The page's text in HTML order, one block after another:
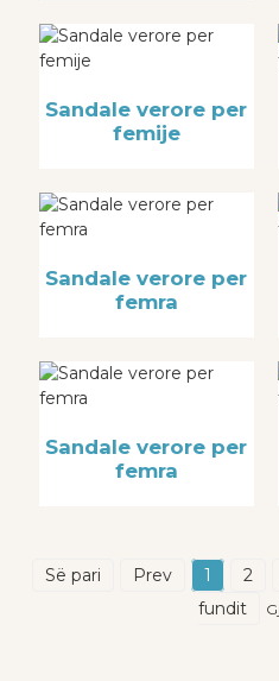
Sandale verore per
femije
Sandale verore per
femra
Sandale verore per
femra
Së pari Prev 1 2
fundit